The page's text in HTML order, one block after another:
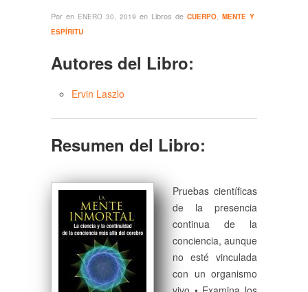
Por en ENERO 30, 2019 en Libros de CUERPO, MENTE Y
ESPÍRITU
Autores del Libro:
Ervin Laszlo
Resumen del Libro:
Pruebas científicas
de la presencia
continua de la
conciencia, aunque
no esté vinculada
con un organismo